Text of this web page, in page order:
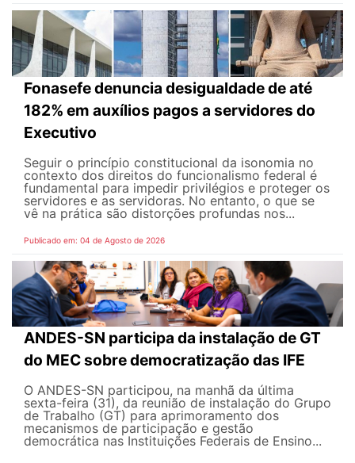
Fonasefe denuncia desigualdade de até
182% em auxílios pagos a servidores do
Executivo
Seguir o princípio constitucional da isonomia no
contexto dos direitos do funcionalismo federal é
fundamental para impedir privilégios e proteger os
servidores e as servidoras. No entanto, o que se
vê na prática são distorções profundas nos...
Publicado em: 04 de Agosto de 2026
ANDES-SN participa da instalação de GT
do MEC sobre democratização das IFE
O ANDES-SN participou, na manhã da última
sexta-feira (31), da reunião de instalação do Grupo
de Trabalho (GT) para aprimoramento dos
mecanismos de participação e gestão
democrática nas Instituições Federais de Ensino...